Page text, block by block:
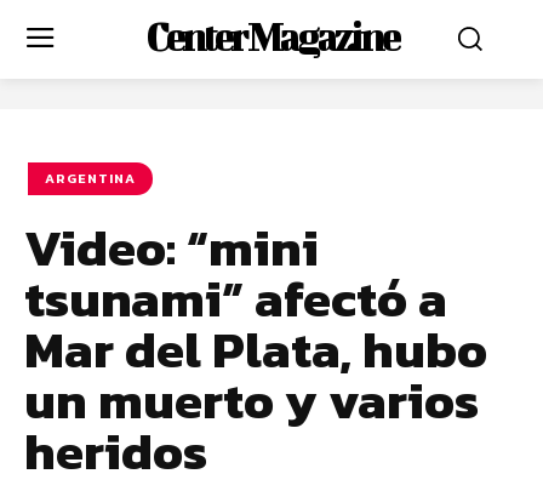
Center Magazine
ARGENTINA
Video: “mini
tsunami” afectó a
Mar del Plata, hubo
un muerto y varios
heridos